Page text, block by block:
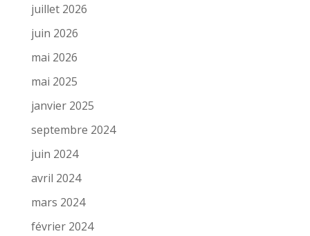
juillet 2026
juin 2026
mai 2026
mai 2025
janvier 2025
septembre 2024
juin 2024
avril 2024
mars 2024
février 2024